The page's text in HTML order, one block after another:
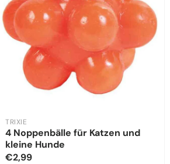
TRIXIE
4 Noppenbälle für Katzen und
kleine Hunde
€2,99